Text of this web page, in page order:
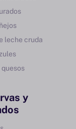
leche cruda
quesos
y